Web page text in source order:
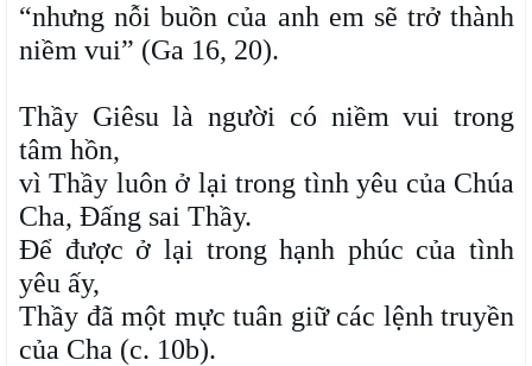
“nhưng nỗi buồn của anh em sẽ trở thành
niềm vui” (Ga 16, 20).
Thầy Giêsu là người có niềm vui trong
tâm hồn,
vì Thầy luôn ở lại trong tình yêu của Chúa
Cha, Đấng sai Thầy.
Để được ở lại trong hạnh phúc của tình
yêu ấy,
Thầy đã một mực tuân giữ các lệnh truyền
của Cha (c. 10b).